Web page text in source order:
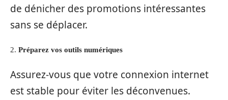
de dénicher des promotions intéressantes
sans se déplacer.
2. Préparez vos outils numériques
Assurez-vous que votre connexion internet
est stable pour éviter les déconvenues.